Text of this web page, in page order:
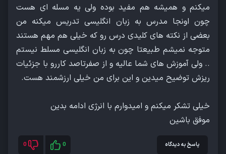
میکنم و همیشه هم مفید بوده ولی یه مسله ای هست
چون اونجا مدرس به زبان انگلیسی تدریس میکنه من
بعضی از نکته های کلیدی درس رو که خیلی هم مهم هستند
متوجه نمیشم طبیعتا چون به زبان انگلیسی مسلط نیستم
.. ولی آموزش های شما عالیه و از صفرتاصد کاررو با جزئیات
موفق باشین
پاسخ به دیدگاه 0
0